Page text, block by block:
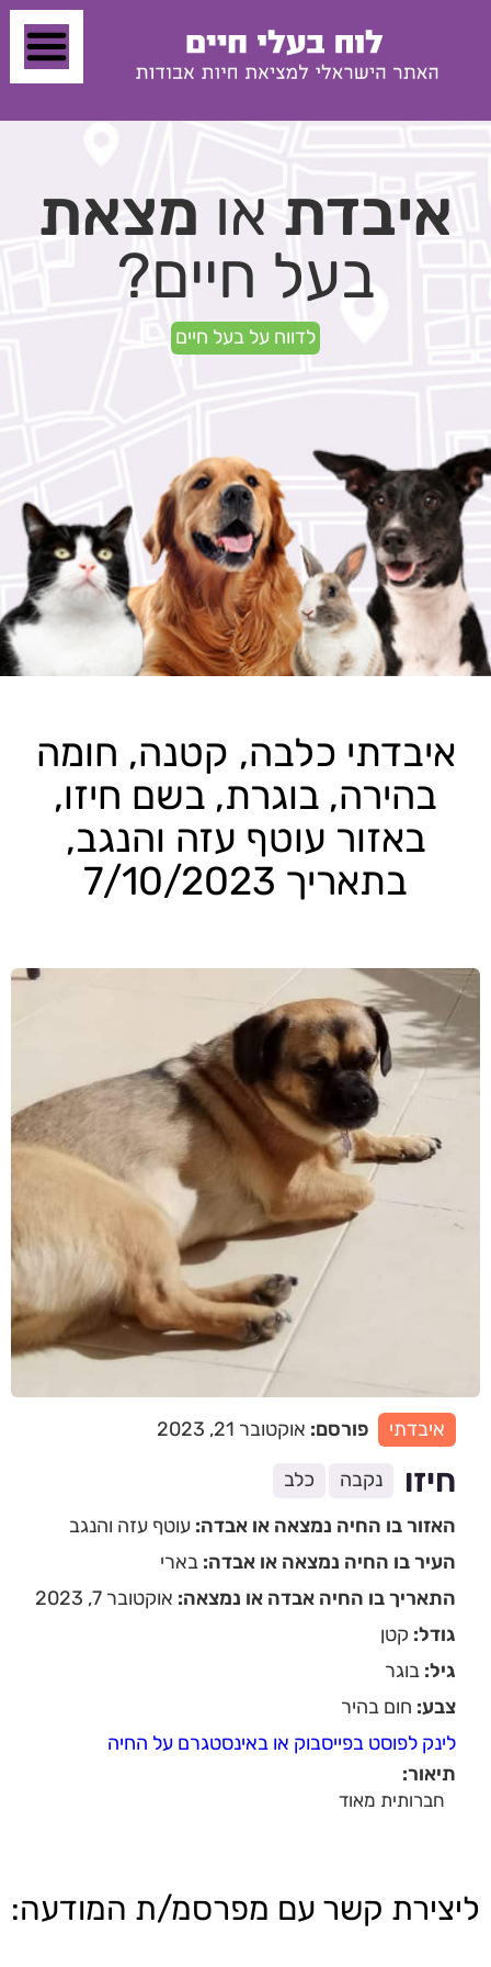
איבדת או מצאת
בעל חיים?
לדווח על בעל חיים
איבדתי כלבה, קטנה, חומה
בהירה, בוגרת, בשם חיזו,
באזור עוטף עזה והנגב,
בתאריך 7/10/2023
איבדתי פורסם: אוקטובר 21, 2023
חיזו נקבה
כלב
האזור בו החיה נמצאה או אבדה: עוטף עזה והנגב
העיר בו החיה נמצאה או אבדה: בארי
התאריך בו החיה אבדה או נמצאה: אוקטובר 7, 2023
גודל: קטן
גיל: בוגר
צבע: חום בהיר
לינק לפוסט בפייסבוק או באינסטגרם על החיה
תיאור:
חברותית מאוד
ליצירת קשר עם מפרסמ/ת המודעה: